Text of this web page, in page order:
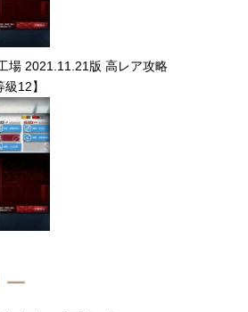
場 2021.11.21版 高レア攻略
12】